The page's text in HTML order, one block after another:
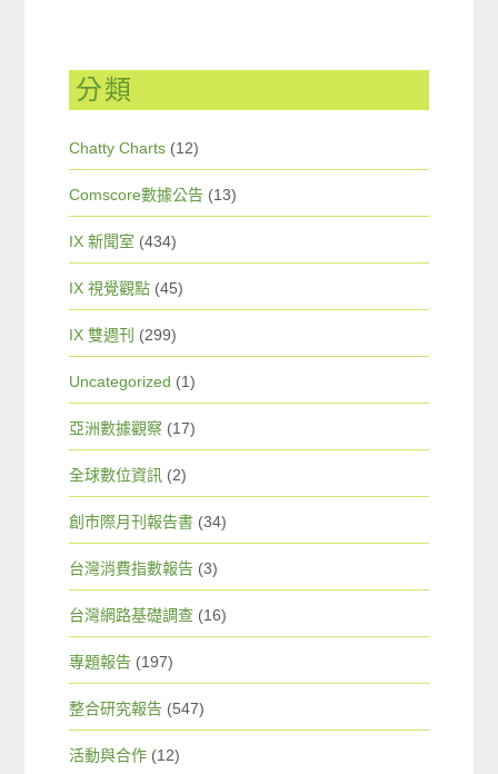
分類
Chatty Charts (12)
Comscore數據公告 (13)
IX 新聞室 (434)
IX 視覺觀點 (45)
IX 雙週刊 (299)
Uncategorized (1)
亞洲數據觀察 (17)
全球數位資訊 (2)
創市際月刊報告書 (34)
台灣消費指數報告 (3)
台灣網路基礎調查 (16)
專題報告 (197)
整合研究報告 (547)
活動與合作 (12)